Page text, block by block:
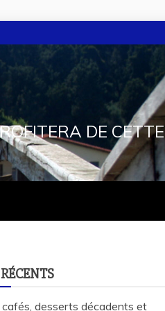
DE CETTE
cafés, desserts décadents et